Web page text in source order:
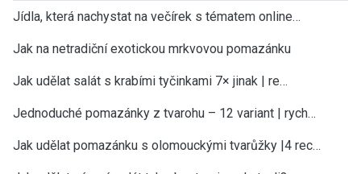
návod.
Jídla, která nachystat na večírek s tématem online…
Jak na netradiční exotickou mrkvovou pomazánku
Jak udělat salát s krabími tyčinkami 7× jinak | re…
Jednoduché pomazánky z tvarohu – 12 variant | rych…
Jak udělat pomazánku s olomouckými tvarůžky |4 rec…